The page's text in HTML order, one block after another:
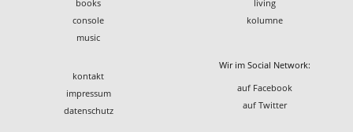
books
console
music
living
kolumne
kontakt
impressum
datenschutz
Wir im Social Network:
auf Facebook
auf Twitter